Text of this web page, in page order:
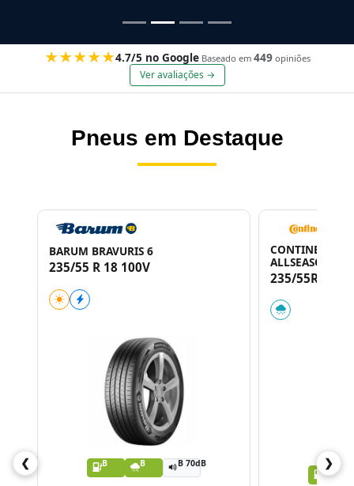
★★★★★4.7/5 no Google Baseado em 449opiniões
Ver avaliações →
Pneus em Destaque
❮
BARUM BRAVURIS 6
235/55 R 18 100V
B B B 70dB
CONTINENTAL
235/55R18
B
❯